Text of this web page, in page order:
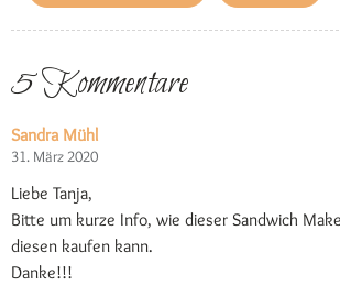
5 Kommentare
Sandra Mühl
31. März 2020
Liebe Tanja,
Bitte um kurze Info, wie dieser Sandwich
diesen kaufen kann.
Danke!!!